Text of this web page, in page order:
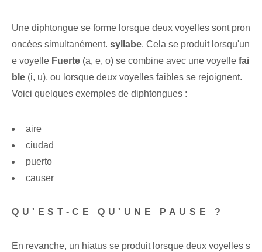
Une diphtongue se forme lorsque deux voyelles sont pron
oncées simultanément. syllabe. Cela se produit lorsqu'un
e voyelle Fuerte (a, e, o) se combine avec une voyelle fai
ble (i, u), ou lorsque deux voyelles faibles se rejoignent.
Voici quelques exemples de diphtongues :
aire
ciudad
puerto
causer
QU'EST-CE QU'UNE PAUSE ?
En revanche, un hiatus se produit lorsque deux voyelles s